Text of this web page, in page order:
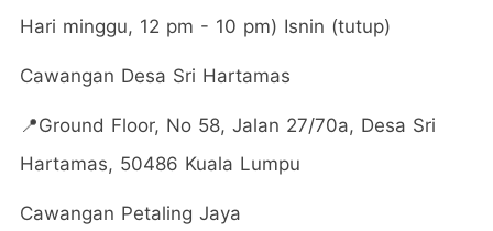
Hari minggu, 12 pm - 10 pm) Isnin (tutup)
Cawangan Desa Sri Hartamas
📍Ground Floor, No 58, Jalan 27/70a, Desa Sri
Hartamas, 50486 Kuala Lumpu
Cawangan Petaling Jaya